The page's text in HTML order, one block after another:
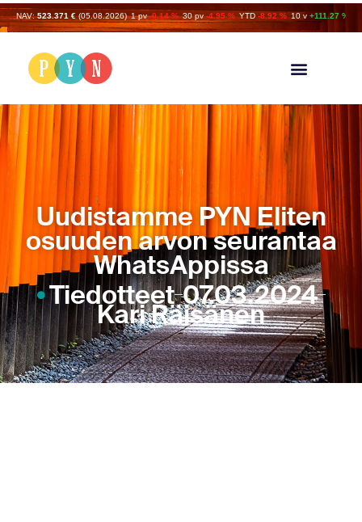
NAV: 523.371 € (05.08.2026) 1 pv -0.14 % 30 pv -4.95 % YTD -8.92 % 10 v +111.27 %
Uudistamme PYN Eliten
osuuden arvon seurantaa
WhatsAppissa
Tiedotteet 07.03.2024
Kari Räisänen